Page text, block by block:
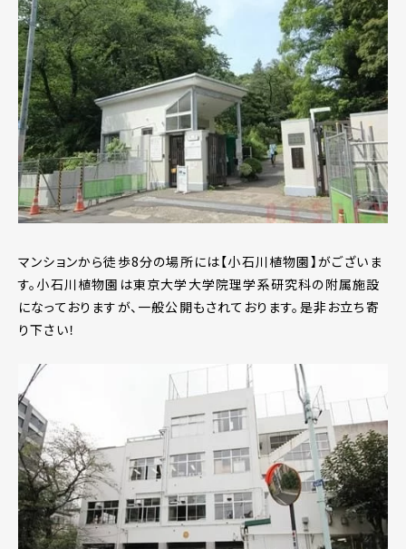
マンションから徒歩8分の場所には【小石川植物園】がございま
す。小石川植物園は東京大学大学院理学系研究科の附属施設
になっておりますが、一般公開もされております。是非お立ち寄
り下さい！